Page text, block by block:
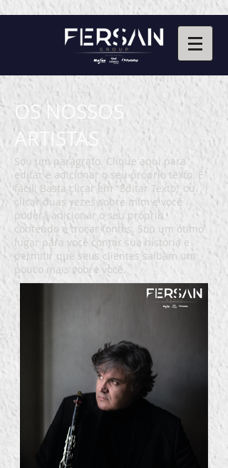
OS NOSSOS
ARTISTAS
Sou um parágrafo. Clique aqui para
editar e adicionar o seu próprio texto. É
fácil! Basta clicar em "Editar Texto" ou
clicar duas vezes sobre mim e você
poderá adicionar o seu próprio
conteúdo e trocar fontes. Sou um ótimo
lugar para você contar sua história e
permitir que seus clientes saibam um
pouco mais sobre você.